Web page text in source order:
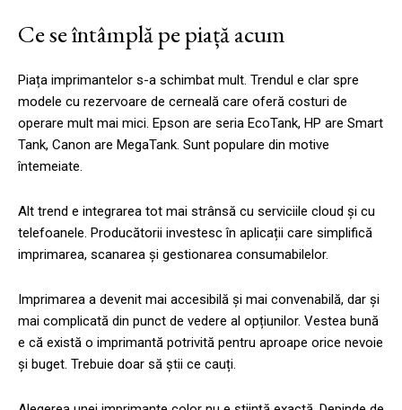
Ce se întâmplă pe piață acum
Piața imprimantelor s-a schimbat mult. Trendul e clar spre
modele cu rezervoare de cerneală care oferă costuri de
operare mult mai mici. Epson are seria EcoTank, HP are Smart
Tank, Canon are MegaTank. Sunt populare din motive
întemeiate.
Alt trend e integrarea tot mai strânsă cu serviciile cloud și cu
telefoanele. Producătorii investesc în aplicații care simplifică
imprimarea, scanarea și gestionarea consumabilelor.
Imprimarea a devenit mai accesibilă și mai convenabilă, dar și
mai complicată din punct de vedere al opțiunilor. Vestea bună
e că există o imprimantă potrivită pentru aproape orice nevoie
și buget. Trebuie doar să știi ce cauți.